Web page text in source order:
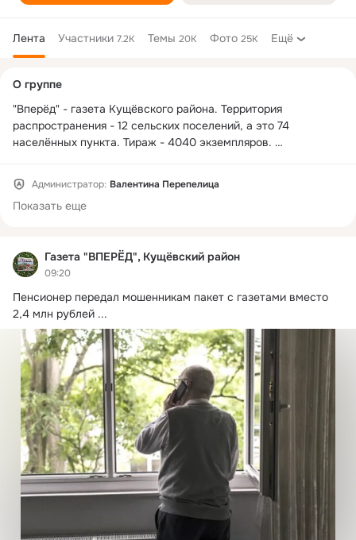
Лента Участники 7.2K Темы 20K Фото 25K Ещё
Газета "ВПЕРЁД", Кущёвский район
09:20
Пенсионер передал мошенникам пакет с газетами вместо
2,4 млн рублей ...
колонка
О группе
"Вперёд" - газета Кущёвского района. Территория
распространения - 12 сельских поселений, а это 74
населённых пункта. Тираж - 4040 экземпляров.
Администратор: Валентина Перепелица
Показать еще